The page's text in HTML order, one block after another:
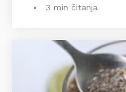
3 min čitanja